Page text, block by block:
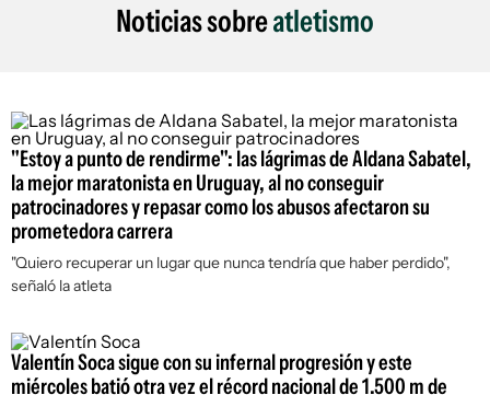
Noticias sobreatletismo
"Estoy a punto de rendirme": las lágrimas de Aldana Sabatel,
la mejor maratonista en Uruguay, al no conseguir
patrocinadores y repasar como los abusos afectaron su
prometedora carrera
"Quiero recuperar un lugar que nunca tendría que haber perdido",
señaló la atleta
Valentín Soca sigue con su infernal progresión y este
miércoles batió otra vez el récord nacional de 1.500 m de